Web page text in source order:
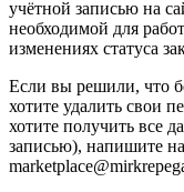
учётной записью на
необходимой для
изменениях статуса
Если вы решили, что
хотите удалить свои
хотите получить все
записью), напишите